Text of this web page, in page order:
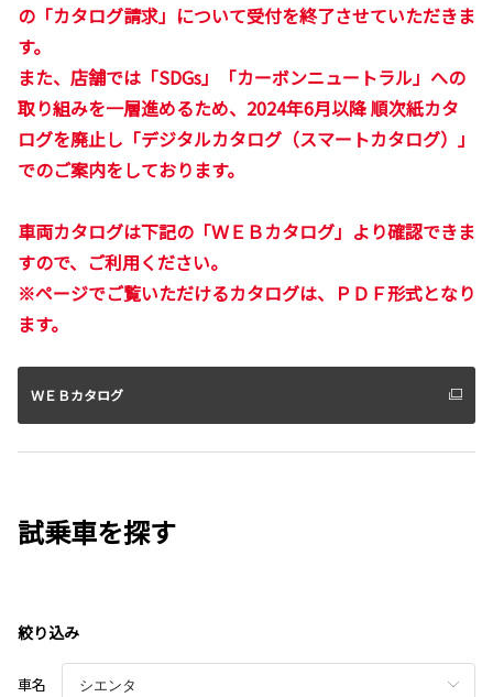
の「カタログ請求」について受付を終了させていただきま
す。
また、店舗では「SDGs」「カーボンニュートラル」への
取り組みを一層進めるため、2024年6月以降 順次紙カタ
ログを廃止し「デジタルカタログ（スマートカタログ）」
でのご案内をしております。
車両カタログは下記の「ＷＥＢカタログ」より確認できま
すので、ご利用ください。
※ページでご覧いただけるカタログは、ＰＤＦ形式となり
ます。
ＷＥＢカタログ
試乗車を探す
絞り込み
車名